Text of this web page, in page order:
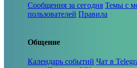
Сообщения за сегодня Темы с
пользователей Правила
Общение
Календарь событий Чат в